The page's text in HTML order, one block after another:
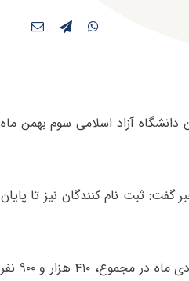
آزاد اسلامی سوم بهمن ماه
ثبت نام کنندگان نیز تا پایان
دکتر بهروز دانشیان، در گفت‌وگو با خبرگزاری آنا اعلام کرد: تا ۲۲ دی ماه در مجموع، ۴۱۰ هزار و ۹۰۰ نفر